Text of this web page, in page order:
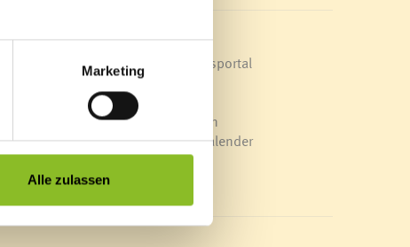
Marketing
Alle zulassen
Schnellzugriff
Veröffentlichungsportal
Blackout
Ortsplan
Bürgermeldungen
Veranstaltungskalender
Mediathek